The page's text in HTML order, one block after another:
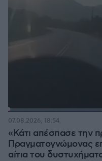
«Κάτι απέσπασε την
Πραγματογνώμονας
αίτια του
07.08.2026, 18:54